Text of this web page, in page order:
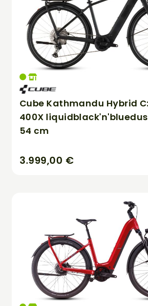
Cube Kathmandu Hybrid
400X
54 cm
3.999,00 €